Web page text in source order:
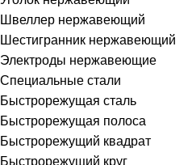
Швеллер нержавеющий
Шестигранник нержавеющий
Электроды нержавеющие
Специальные стали
Быстрорежущая сталь
Быстрорежущая полоса
Быстрорежущий квадрат
Быстрорежущий круг